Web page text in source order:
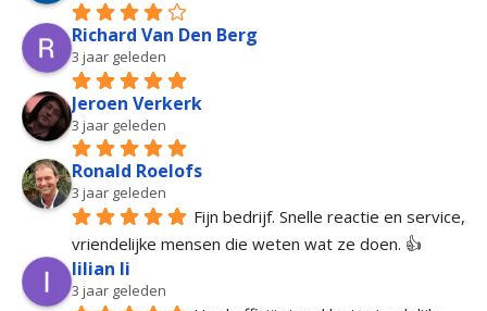
Richard Van Den Berg
3 jaar geleden
Jeroen Verkerk
3 jaar geleden
Ronald Roelofs
3 jaar geleden
Fijn bedrijf. Snelle reactie en service,
vriendelijke mensen die weten wat ze doen. 👍
lilian li
3 jaar geleden